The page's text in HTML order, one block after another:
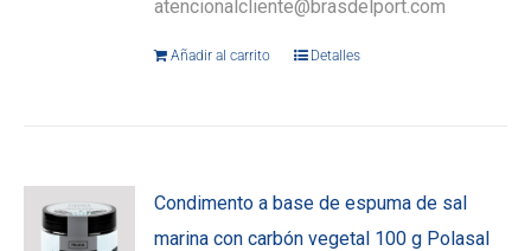
atencionalcliente@brasdelport.com
Añadir al carrito Detalles
Condimento a base de espuma de sal
marina con carbón vegetal 100 g Polasal